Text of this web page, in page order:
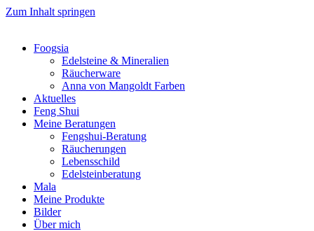
Zum Inhalt springen
Foogsia
Edelsteine & Mineralien
Räucherware
Anna von Mangoldt Farben
Aktuelles
Feng Shui
Meine Beratungen
Fengshui-Beratung
Räucherungen
Lebensschild
Edelsteinberatung
Mala
Meine Produkte
Bilder
Über mich